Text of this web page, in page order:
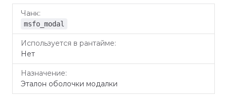
msfo_modal
Нет
Эталон оболочки модалки